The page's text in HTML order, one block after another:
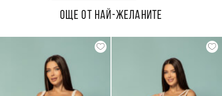
ОЩЕ ОТ НАЙ-ЖЕЛАНИТЕ